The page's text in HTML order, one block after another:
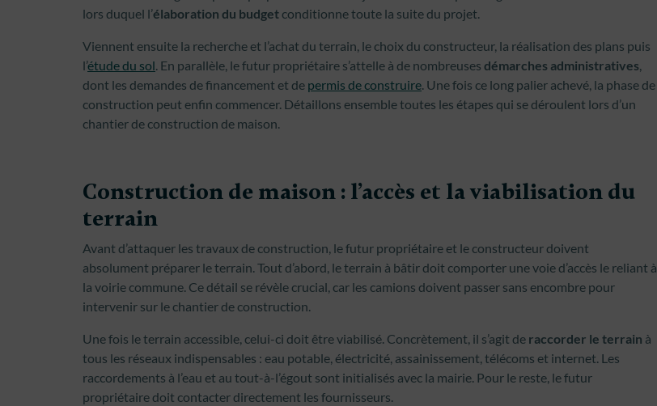
lors duquel l’élaboration du budget conditionne toute la suite du projet.
Viennent ensuite la recherche et l’achat du terrain, le choix du constructeur, la réalisation des plans puis
l’étude du sol. En parallèle, le futur propriétaire s’attelle à de nombreuses démarches administratives,
dont les demandes de financement et de permis de construire. Une fois ce long palier achevé, la phase de
construction peut enfin commencer. Détaillons ensemble toutes les étapes qui se déroulent lors d’un
chantier de construction de maison.
Construction de maison : l’accès et la viabilisation du
terrain
Avant d’attaquer les travaux de construction, le futur propriétaire et le constructeur doivent
absolument préparer le terrain. Tout d’abord, le terrain à bâtir doit comporter une voie d’accès le reliant à
la voirie commune. Ce détail se révèle crucial, car les camions doivent passer sans encombre pour
intervenir sur le chantier de construction.
Une fois le terrain accessible, celui-ci doit être viabilisé. Concrètement, il s’agit de raccorder le terrain à
tous les réseaux indispensables : eau potable, électricité, assainissement, télécoms et internet. Les
raccordements à l’eau et au tout-à-l’égout sont initialisés avec la mairie. Pour le reste, le futur
propriétaire doit contacter directement les fournisseurs.